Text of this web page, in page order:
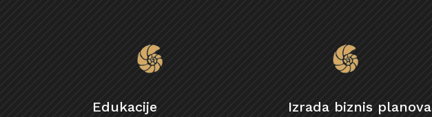
Edukacije Izrada biznis planova